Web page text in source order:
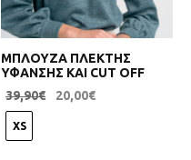
ΜΠΛΟΥΖΑ ΠΛΕΚΤΗΣ
ΥΦΑΝΣΗΣ ΚΑΙ CUT OFF
39,90€ 20,00€
XS